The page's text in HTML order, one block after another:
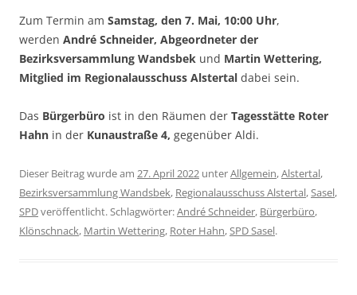
Zum Termin am Samstag, den 7. Mai, 10:00 Uhr,
werden André Schneider, Abgeordneter der
Bezirksversammlung Wandsbek und Martin Wettering,
Mitglied im Regionalausschuss Alstertal dabei sein.
Das Bürgerbüro ist in den Räumen der Tagesstätte Roter
Hahn in der Kunaustraße 4, gegenüber Aldi.
Dieser Beitrag wurde am 27. April 2022 unterAllgemein,Alstertal,
Bezirksversammlung Wandsbek, Regionalausschuss Alstertal,Sasel,
SPDveröffentlicht. Schlagwörter:André Schneider, Bürgerbüro,
Klönschnack, Martin Wettering, Roter Hahn,SPD Sasel.